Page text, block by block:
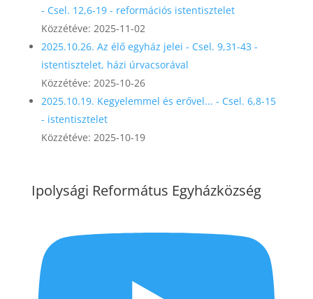
- Csel. 12,6-19 - reformációs istentisztelet
Közzétéve: 2025-11-02
2025.10.26. Az élő egyház jelei - Csel. 9,31-43 -
istentisztelet, házi úrvacsorával
Közzétéve: 2025-10-26
2025.10.19. Kegyelemmel és erővel... - Csel. 6,8-15
- istentisztelet
Közzétéve: 2025-10-19
Ipolysági Református Egyházközség